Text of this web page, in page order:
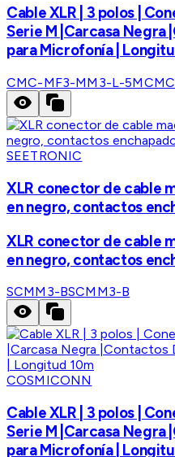
Cable XLR | 3 polos |
Serie M |Carcasa Negra
para Microfonía |
CMC-MF3-MM3-L-5M
SEETRONIC
XLR conector de cable
en negro, contactos
XLR conector de cable
en negro, contactos
SCMM3-BSCMM3-B
COSMICONN
Cable XLR | 3 polos |
Serie M |Carcasa Negra
para Microfonía |